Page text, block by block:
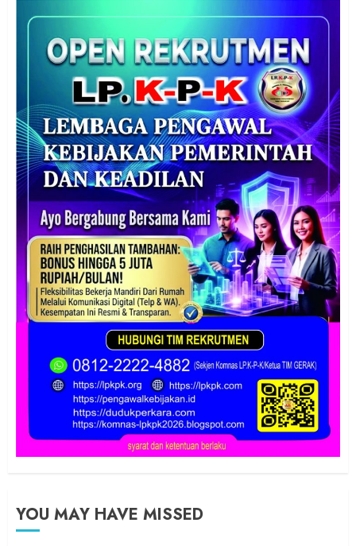
YOU MAY HAVE MISSED